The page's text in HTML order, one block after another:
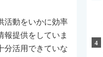
活動をいかに効率
報提供をしていま
分活用できていな
4